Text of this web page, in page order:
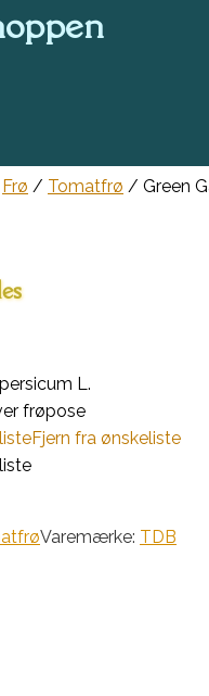
Frø / Tomatfrø / Green
L.
frøpose
Fjern fra ønskeliste
Varemærke: TDB